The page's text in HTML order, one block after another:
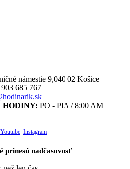
námestie 9,040 02 Košice
685 767
HODINY: PO - PIA / 8:00 AM
Youtube Instagram
prinesú nadčasovosť